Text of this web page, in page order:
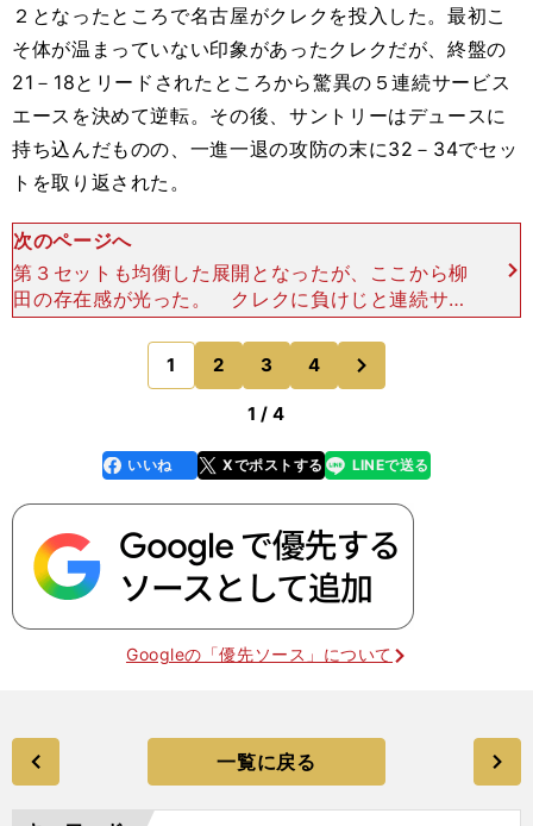
２となったところで名古屋がクレクを投入した。最初こ
そ体が温まっていない印象があったクレクだが、終盤の
21－18とリードされたところから驚異の５連続サービス
エースを決めて逆転。その後、サントリーはデュースに
持ち込んだものの、一進一退の攻防の末に32－34でセッ
トを取り返された。
次のページへ
第３セットも均衡した展開となったが、ここから柳
田の存在感が光った。 クレクに負けじと連続サー
ビスエースを決め、栗山らと共にバックアタックな
どで得点を重ねてこのセットを奪う。続く第４セッ
トも、フェイクト
1 2 3 4
のページへ
1 / 4
faceboo
k
いいね Xでポストする
line LINEで送る
Googleの「優先ソース」について
一覧に戻る